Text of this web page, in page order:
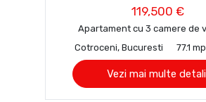
119,500 €
Apartament cu 3 camere de
Cotroceni, Bucuresti
77.1 mp
Vezi mai multe